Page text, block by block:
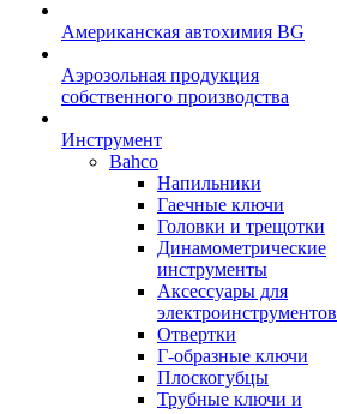
Американская автохимия BG
Аэрозольная продукция
собственного производства
Инструмент
Bahco
Напильники
Гаечные ключи
Головки и трещотки
Динамометрические
инструменты
Аксессуары для
электроинструментов
Отвертки
Г-образные ключи
Плоскогубцы
Трубные ключи и